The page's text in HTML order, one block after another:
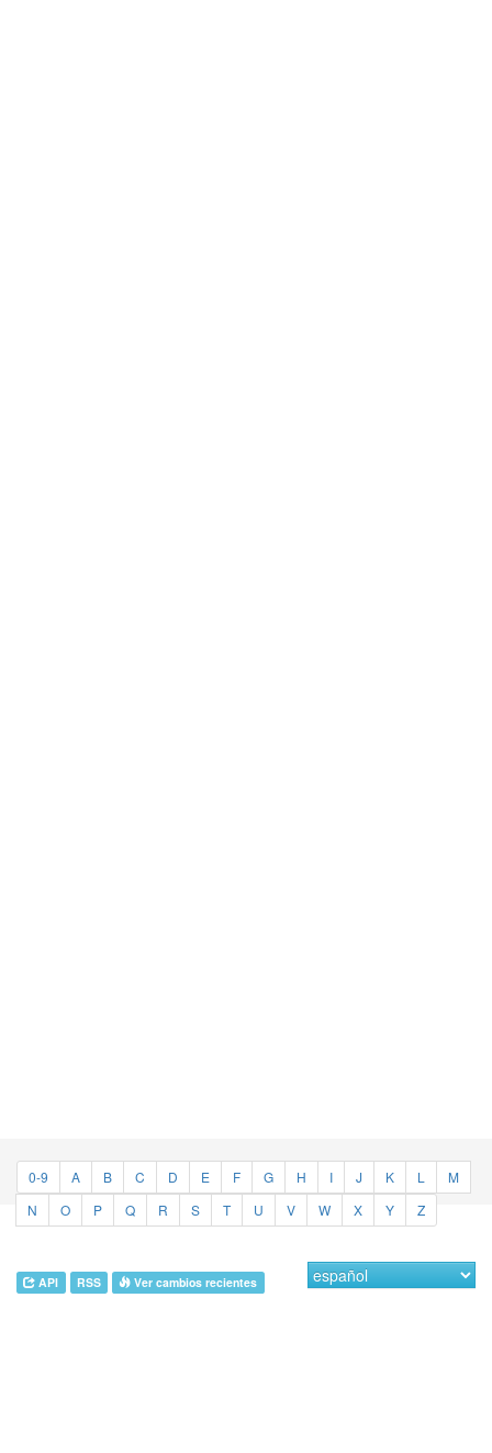
0-9 A B C D E F G H I J K L
M
N
O P Q R S T U V W X Y Z
API RSS Ver cambios recientes